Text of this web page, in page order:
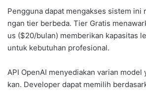
Pengguna dapat mengakses sistem ini
ngan tier berbeda. Tier Gratis
us ($20/bulan) memberikan kapasitas
untuk kebutuhan profesional.
API OpenAI menyediakan varian model
kan. Developer dapat memilih